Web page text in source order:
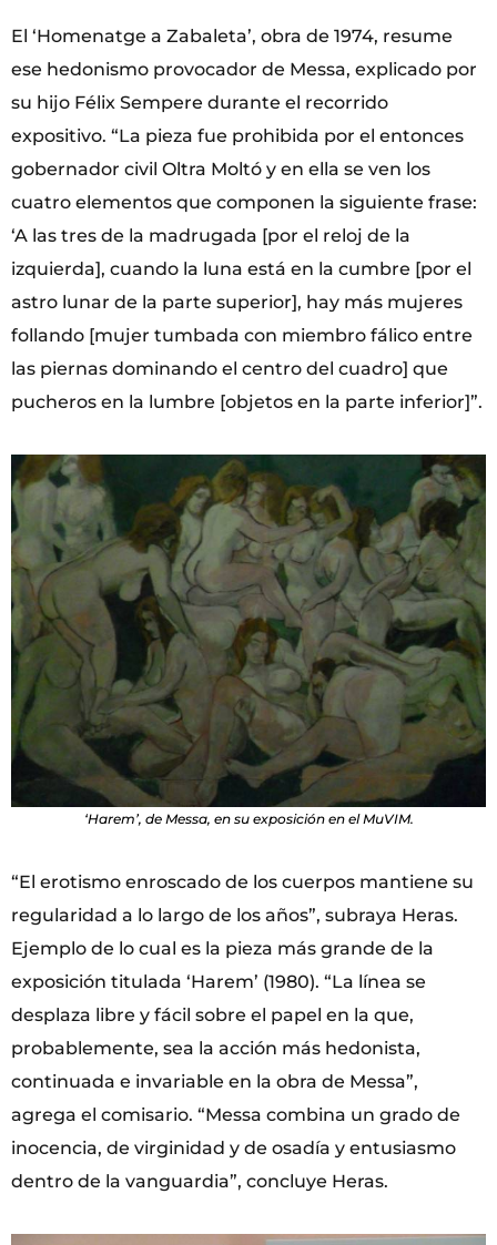
El ‘Homenatge a Zabaleta’, obra de 1974, resume
ese hedonismo provocador de Messa, explicado por
su hijo Félix Sempere durante el recorrido
expositivo. “La pieza fue prohibida por el entonces
gobernador civil Oltra Moltó y en ella se ven los
cuatro elementos que componen la siguiente frase:
‘A las tres de la madrugada [por el reloj de la
izquierda], cuando la luna está en la cumbre [por el
astro lunar de la parte superior], hay más mujeres
follando [mujer tumbada con miembro fálico entre
las piernas dominando el centro del cuadro] que
pucheros en la lumbre [objetos en la parte inferior]”.
‘Harem’, de Messa, en su exposición en el MuVIM.
“El erotismo enroscado de los cuerpos mantiene su
regularidad a lo largo de los años”, subraya Heras.
Ejemplo de lo cual es la pieza más grande de la
exposición titulada ‘Harem’ (1980). “La línea se
desplaza libre y fácil sobre el papel en la que,
probablemente, sea la acción más hedonista,
continuada e invariable en la obra de Messa”,
agrega el comisario. “Messa combina un grado de
inocencia, de virginidad y de osadía y entusiasmo
dentro de la vanguardia”, concluye Heras.